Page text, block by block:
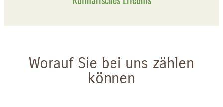
Worauf Sie bei uns zählen
können